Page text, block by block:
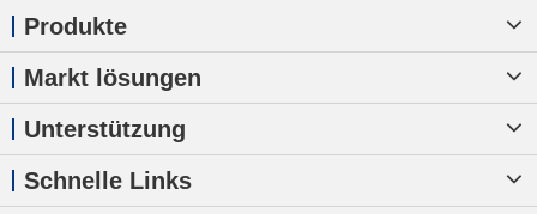
Produkte
Markt lösungen
Unterstützung
Schnelle Links